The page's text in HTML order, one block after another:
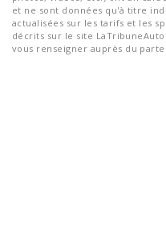
et ne sont données qu'à titre
actualisées sur les tarifs et les
décrits sur le site
vous renseigner auprès du